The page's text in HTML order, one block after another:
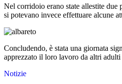
Nel corridoio erano state allestite due
si potevano invece effettuare alcune
Concludendo, è stata una giornata
apprezzato il loro lavoro da altri adulti
Notizie